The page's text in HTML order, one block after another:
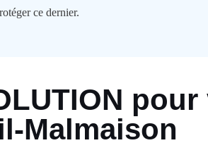
ce dernier.
Malmaison